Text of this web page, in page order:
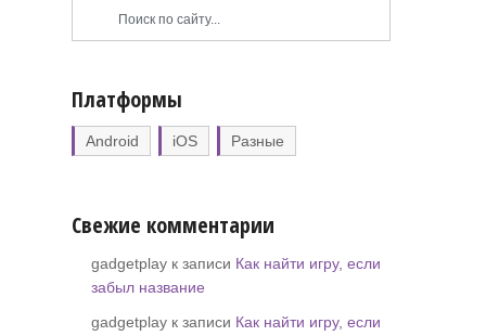
Платформы
Android iOS Разные
Свежие комментарии
gadgetplay к записи Как найти игру, если
забыл название
gadgetplay к записи Как найти игру, если